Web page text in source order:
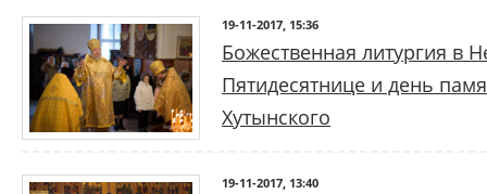
совершили рабочие поездки в строящиеся храмы
г.Жлобина.
В ходе визитов Владыка встретился с настоятелями храмов,
приходов и ознакомился с ходом строительных работ.
19-11-2017, 15:36
Божественная литургия в
Пятидесятнице и день
Хутынского
Хутынского, 19 ноября 2017г. Преосвященный Стефан
19-11-2017, 13:40